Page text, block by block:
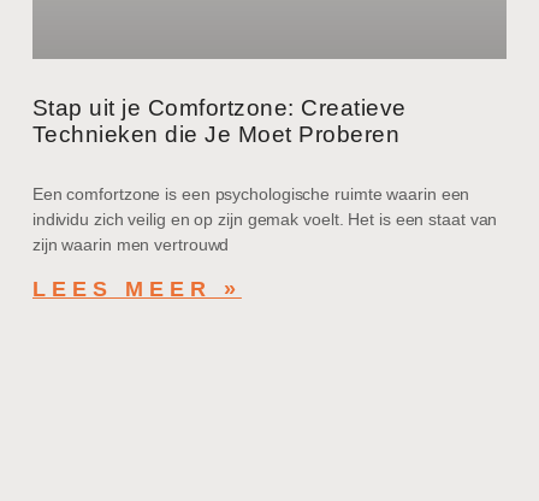
Stap uit je Comfortzone: Creatieve
Technieken die Je Moet Proberen
Een comfortzone is een psychologische ruimte waarin een
individu zich veilig en op zijn gemak voelt. Het is een staat van
zijn waarin men vertrouwd
LEES MEER »